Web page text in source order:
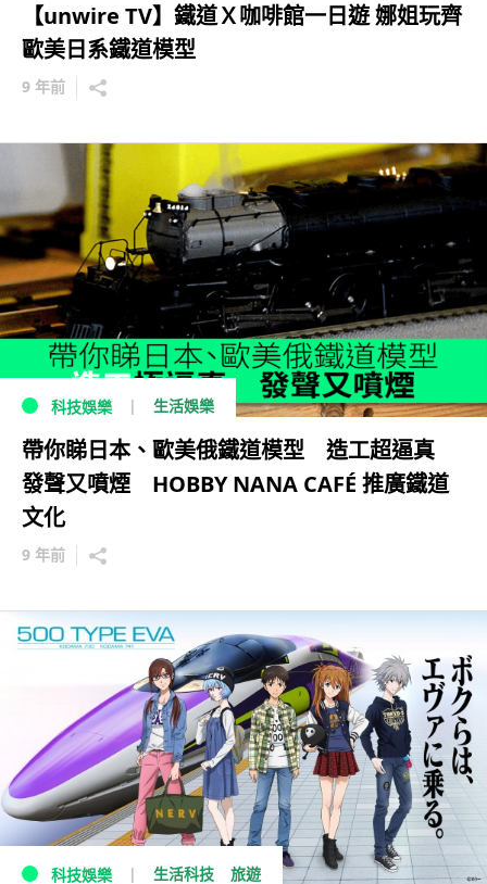
【unwire TV】鐵道Ｘ咖啡館一日遊 娜姐玩齊
歐美日系鐵道模型
9 年前
科技娛樂 生活娛樂
帶你睇日本、歐美俄鐵道模型 造工超逼真
發聲又噴煙 HOBBY NANA CAFÉ 推廣鐵道
文化
9 年前
科技娛樂 生活科技 旅遊